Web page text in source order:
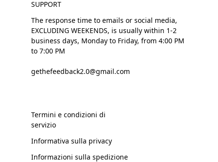
SUPPORT
The response time to emails or social media,
EXCLUDING WEEKENDS, is usually within 1-2
business days, Monday to Friday, from 4:00 PM
to 7:00 PM
gethefeedback2.0@gmail.com
Termini e condizioni di
servizio
Informativa sulla privacy
Informazioni sulla spedizione